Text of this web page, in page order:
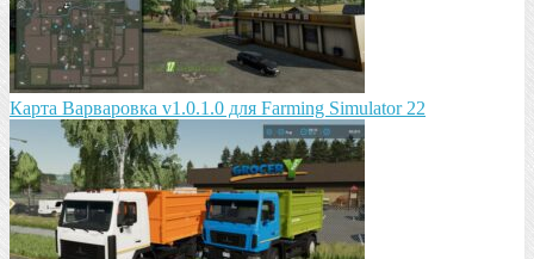
Карта Варваровка v1.0.1.0 для Farming Simulator 22